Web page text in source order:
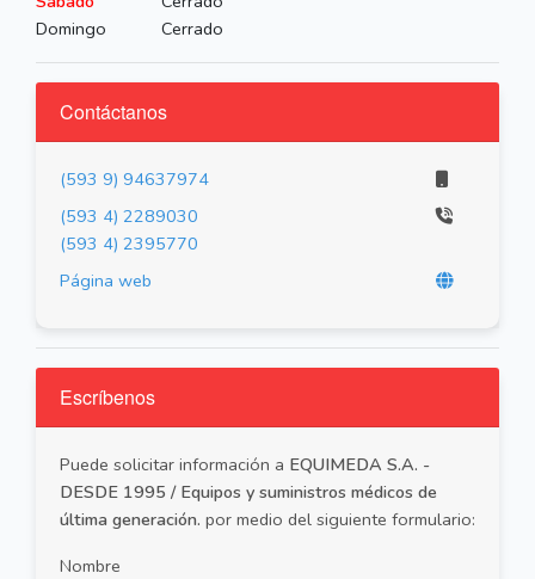
Domingo
Cerrado
Contáctanos
(593 9) 94637974
(593 4) 2289030
(593 4) 2395770
Página web
Escríbenos
Puede solicitar información a EQUIMEDA S.A. -
DESDE 1995 / Equipos y suministros médicos de
última generación. por medio del siguiente formulario:
Nombre